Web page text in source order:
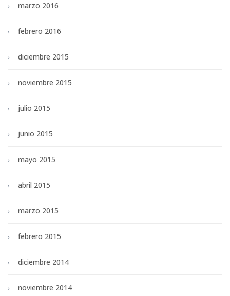
marzo 2016
febrero 2016
diciembre 2015
noviembre 2015
julio 2015
junio 2015
mayo 2015
abril 2015
marzo 2015
febrero 2015
diciembre 2014
noviembre 2014